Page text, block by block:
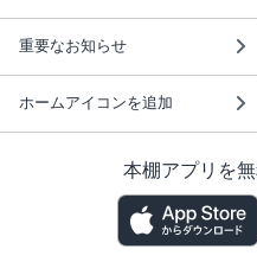
重要なお知らせ
ホームアイコンを追加
本棚アプリを